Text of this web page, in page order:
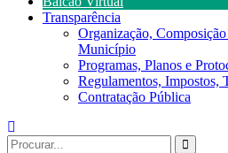
Transparência
Organização,
Município
Programas, Planos e
Regulamentos, Impostos,
Contratação Pública